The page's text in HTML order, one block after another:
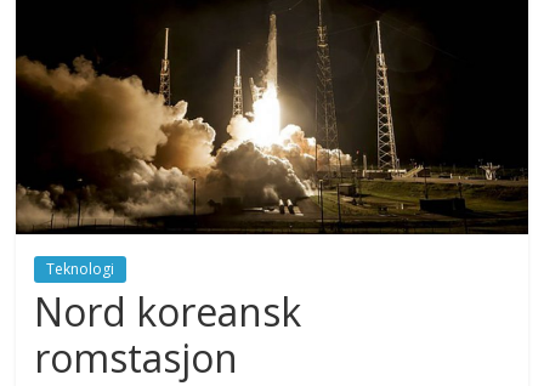
Teknologi
Nord koreansk
romstasjon